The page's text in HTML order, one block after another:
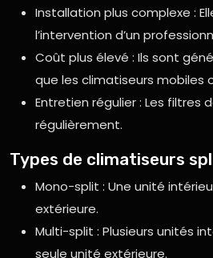
Installation plus complexe :
l’intervention d’un
Coût plus élevé : Ils sont
que les climatiseurs mobiles
Entretien régulier : Les filtres
régulièrement.
Types de climatiseurs
Mono-split : Une unité
extérieure.
Multi-split : Plusieurs unités
seule unité extérieure.